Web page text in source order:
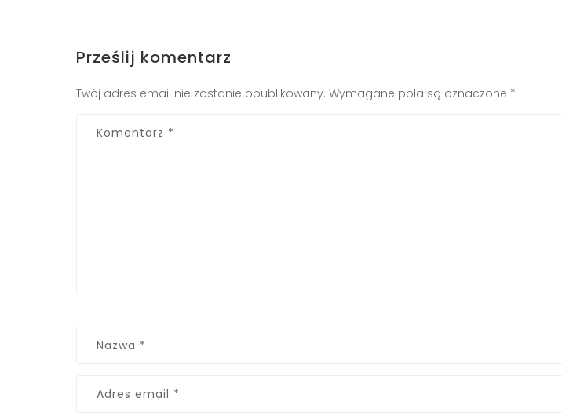
Prześlij komentarz
Twój adres email nie zostanie opublikowany. Wymagane pola są oznaczone *